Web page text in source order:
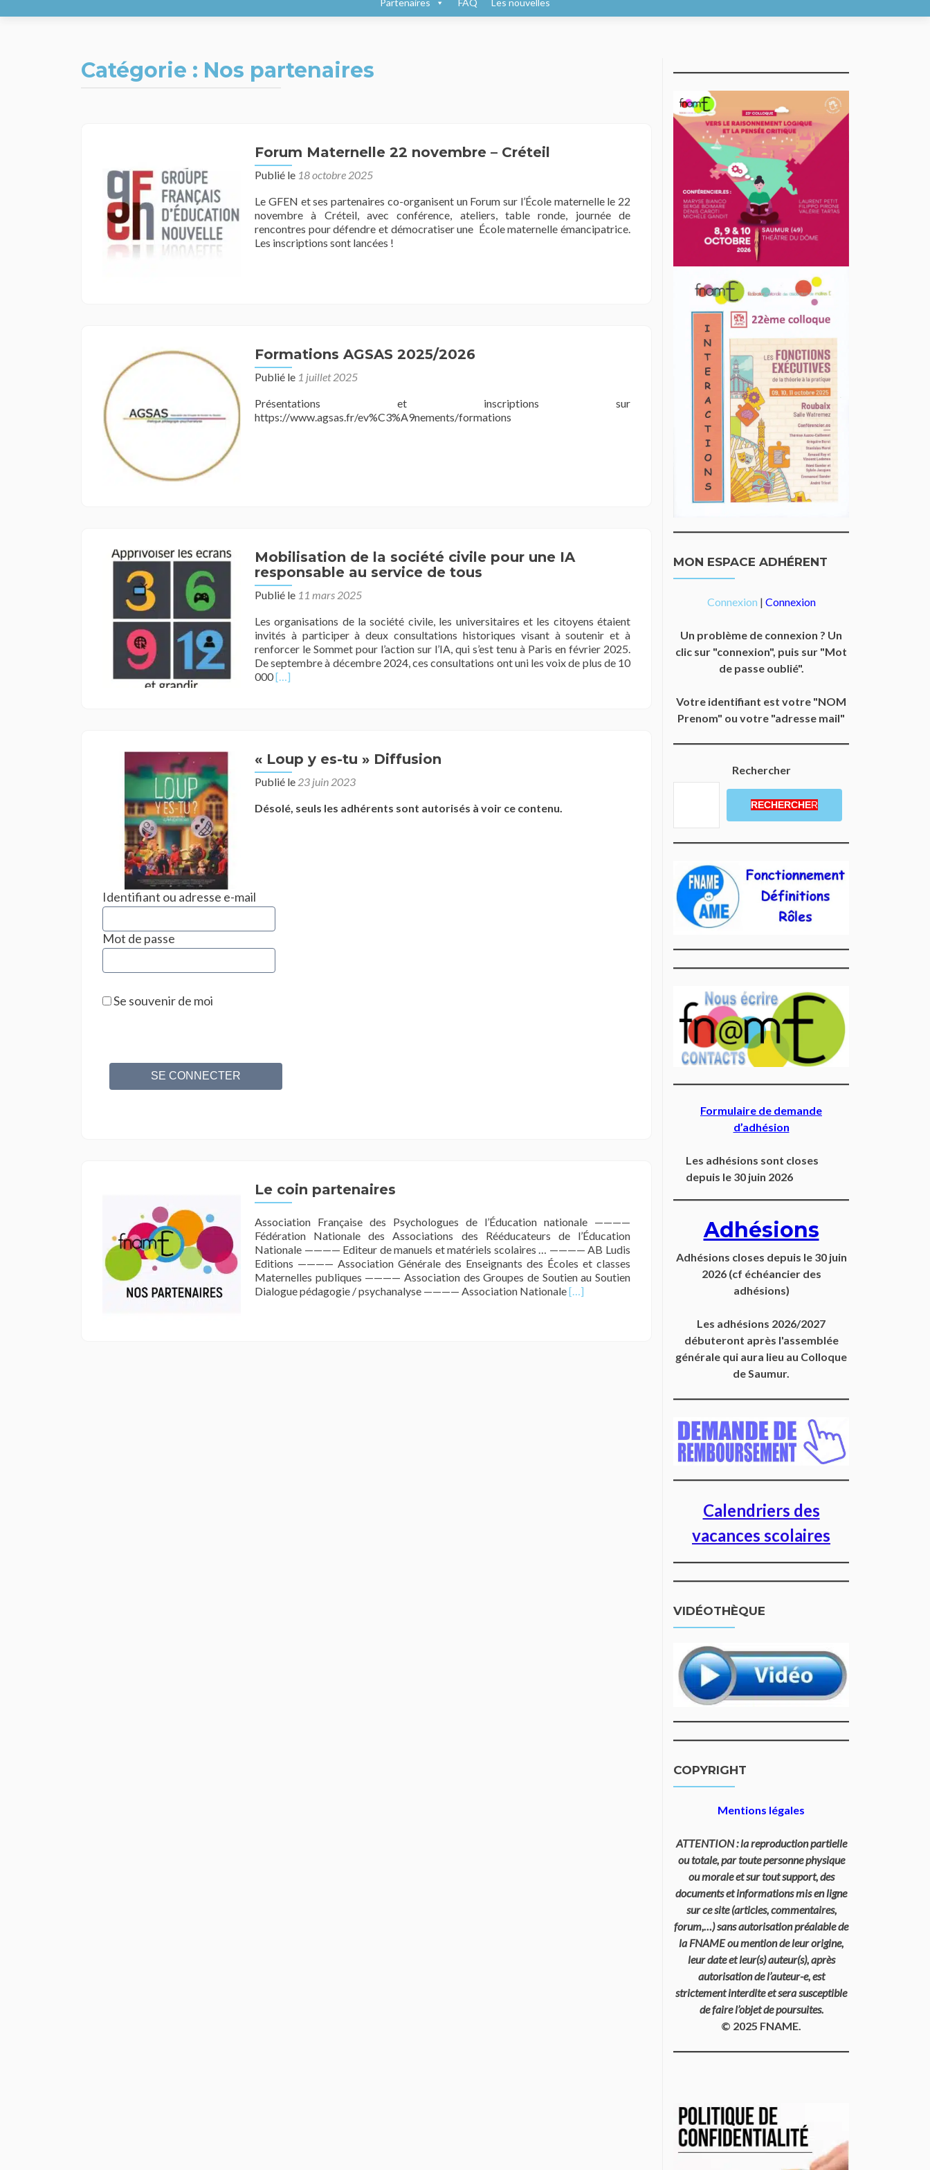
Partenaires FAQ Les nouvelles
Catégorie : Nos partenaires
Forum Maternelle 22 novembre – Créteil
Publié le 18 octobre 2025
Le GFEN et ses partenaires co-organisent un Forum sur l’École maternelle le 22
novembre à Créteil, avec conférence, ateliers, table ronde, journée de
rencontres pour défendre et démocratiser une École maternelle émancipatrice.
Les inscriptions sont lancées !
Formations AGSAS 2025/2026
Publié le 1 juillet 2025
Présentations et inscriptions sur
https://www.agsas.fr/ev%C3%A9nements/formations
Mobilisation de la société civile pour une IA
responsable au service de tous
Publié le 11 mars 2025
Les organisations de la société civile, les universitaires et les citoyens étaient
invités à participer à deux consultations historiques visant à soutenir et à
renforcer le Sommet pour l’action sur l’IA, qui s’est tenu à Paris en février 2025.
De septembre à décembre 2024, ces consultations ont uni les voix de plus de 10
000En
société
civile
pour
IA
[…]
« Loup y es-tu » Diffusion
Publié le 23 juin 2023
Désolé, seuls les adhérents sont autorisés à voir ce contenu.
Identifiant ou adresse e-mail
Mot de passe
Se souvenir de moi
Le coin partenaires
Association Française des Psychologues de l’Éducation nationale ————
Fédération Nationale des Associations des Rééducateurs de l’Éducation
Nationale ———— Editeur de manuels et matériels scolaires … ———— AB Ludis
Editions ———— Association Générale des Enseignants des Écoles et classes
Maternelles publiques ———— Association des Groupes de Soutien au Soutien
Dialogue pédagogie / psychanalyse ———— Association NationaleEn
[…]
MON ESPACE ADHÉRENT
Connexion | Connexion
Un problème de connexion ? Un
clic sur "connexion", puis sur "Mot
de passe oublié".
Votre identifiant est votre "NOM
Prenom" ou votre "adresse mail"
Rechercher
RECHERCHER
Formulaire de demande
d’adhésion
Les adhésions sont closes
depuis le 30 juin 2026
Adhésions
Adhésions closes depuis le 30 juin
2026 (cf échéancier des
adhésions)
Les adhésions 2026/2027
débuteront après l'assemblée
générale qui aura lieu au Colloque
de Saumur.
Calendriers des
vacances scolaires
VIDÉOTHÈQUE
COPYRIGHT
Mentions légales
ATTENTION : la reproduction partielle
ou totale, par toute personne physique
ou morale et sur tout support, des
documents et informations mis en ligne
sur ce site (articles, commentaires,
forum,…) sans autorisation préalable de
la FNAME ou mention de leur origine,
leur date et leur(s) auteur(s), après
autorisation de l’auteur-e, est
strictement interdite et sera susceptible
de faire l’objet de poursuites.
© 2025 FNAME.